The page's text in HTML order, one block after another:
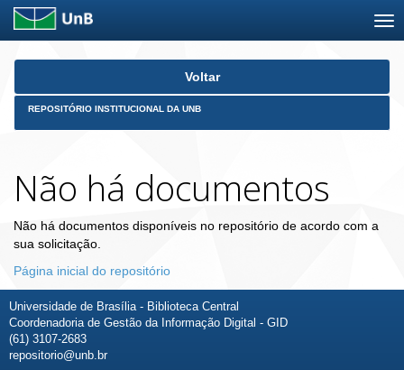
Skip
Voltar
REPOSITÓRIO INSTITUCIONAL DA UNB
Não há documentos
Não há documentos disponíveis no repositório de acordo com a
sua solicitação.
Página inicial do repositório
Universidade de Brasília - Biblioteca Central
Coordenadoria de Gestão da Informação Digital - GID
(61) 3107-2683
repositorio@unb.br